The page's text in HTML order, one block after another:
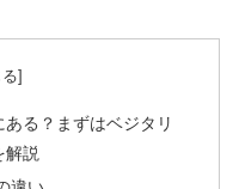
る？まずはベジタリ
解説